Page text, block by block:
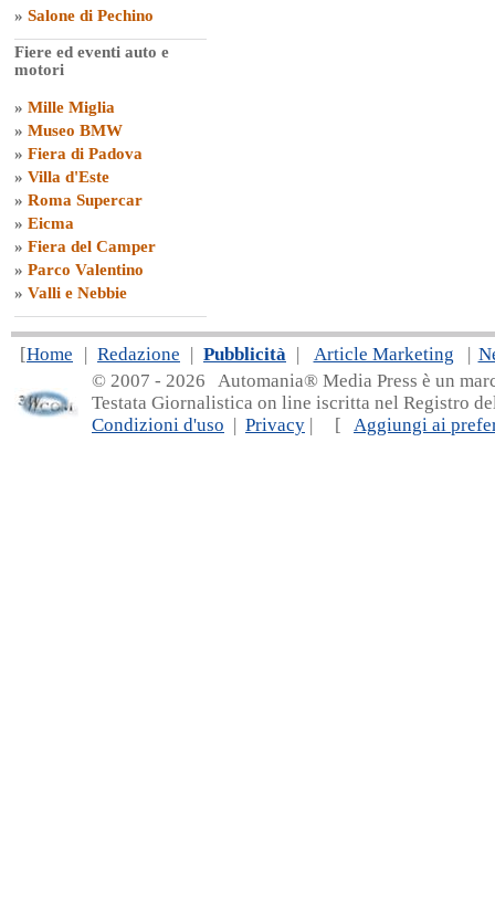
» Salone di Pechino
Fiere ed eventi auto e
motori
» Mille Miglia
» Museo BMW
» Fiera di Padova
» Villa d'Este
» Roma Supercar
» Eicma
» Fiera del Camper
» Parco Valentino
» Valli e Nebbie
[Home | Redazione | Pubblicità | Article Marketing |
© 2007 - 2026 Automania® Media Press è un
Testata Giornalistica on line iscritta nel Registro
Condizioni d'uso | Privacy | [ Aggiungi ai